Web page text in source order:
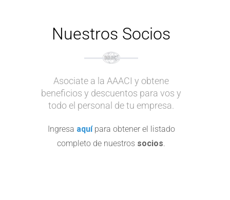
Nuestros Socios
Asociate a la AAACI y obtene
beneficios y descuentos para vos y
todo el personal de tu empresa.
Ingresa aquí para obtener el listado
completo de nuestros socios.